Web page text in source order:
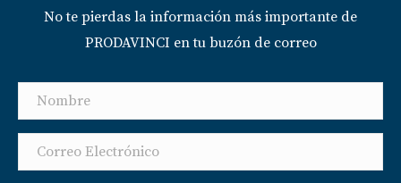
No te pierdas la información más importante de
PRODAVINCI en tu buzón de correo